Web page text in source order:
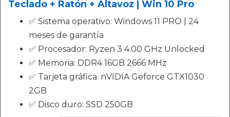
Teclado + Ratón + Altavoz | Win 10 Pro
✅ Sistema operativo: Windows 11 PRO | 24
meses de garantía
✅ Procesador: Ryzen 3 4.00 GHz Unlocked
✅ Memoria: DDR4 16GB 2666 MHz
✅ Tarjeta gráfica: nVIDIA Geforce GTX1030
2GB
✅ Disco duro: SSD 250GB